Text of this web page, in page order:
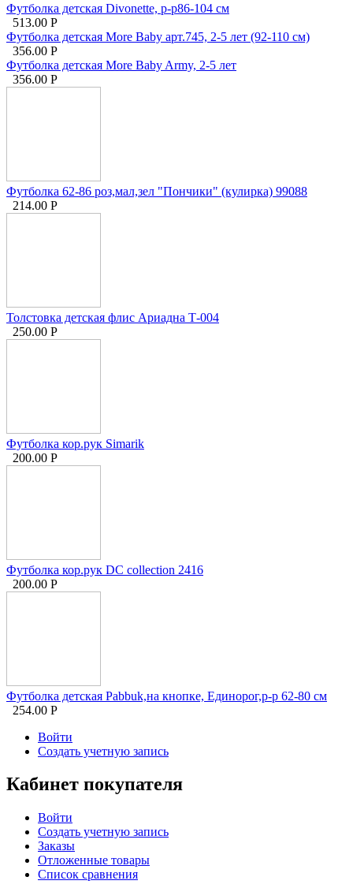
Футболка детская Divonette, р-р86-104 см
513.00 Р
Футболка детская More Baby арт.745, 2-5 лет (92-110 см)
356.00 Р
Футболка детская More Baby Army, 2-5 лет
356.00 Р
Футболка 62-86 роз,мал,зел "Пончики" (кулирка) 99088
214.00 Р
Толстовка детская флис Ариадна Т-004
250.00 Р
Футболка кор.рук Simarik
200.00 Р
Футболка кор.рук DC collection 2416
200.00 Р
Футболка детская Pabbuk,на кнопке, Единорог,р-р 62-80 см
254.00 Р
Войти
Создать учетную запись
Кабинет покупателя
Войти
Создать учетную запись
Заказы
Отложенные товары
Список сравнения